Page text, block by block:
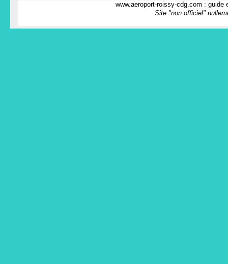
www.aeroport-roissy-cdg.com :
Site "non officiel"